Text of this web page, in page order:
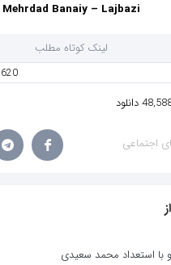
Mehrdad Banaiy – Lajbazi
لینک کوتاه مطلب
اجتماعی
با استعداد محمد سعیدی